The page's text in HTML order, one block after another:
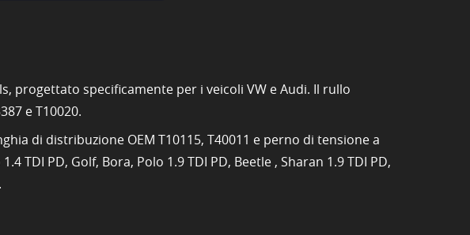
progettato specificamente per i veicoli VW e Audi. Il rullo
e T10020.
di distribuzione OEM T10115, T40011 e perno di tensione a
PD, Golf, Bora, Polo 1.9 TDI PD, Beetle , Sharan 1.9 TDI PD,